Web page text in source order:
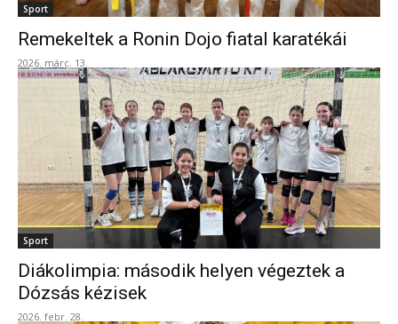
Sport
Remekeltek a Ronin Dojo fiatal karatékái
2026. márc. 13.
Sport
Diákolimpia: második helyen végeztek a
Dózsás kézisek
2026. febr. 28.